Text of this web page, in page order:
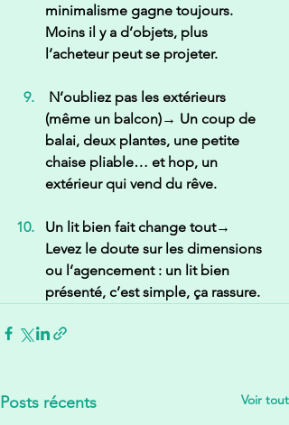
minimalisme gagne toujours.
Moins il y a d’objets, plus
l’acheteur peut se projeter.
(même un balcon)→ Un coup de
balai, deux plantes, une petite
chaise pliable… et hop, un
extérieur qui vend du rêve.
Un lit bien fait change tout→
Levez le doute sur les dimensions
ou l’agencement : un lit bien
présenté, c’est simple, ça rassure.
Posts récents Voir tout